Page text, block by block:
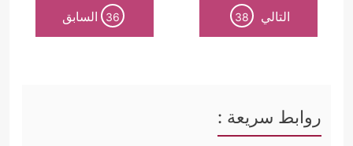
التالي 38
36 السابق
روابط سريعة :